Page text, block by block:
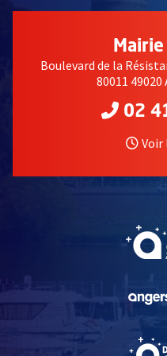
Boulevard de la
80011 49020
02
Voir